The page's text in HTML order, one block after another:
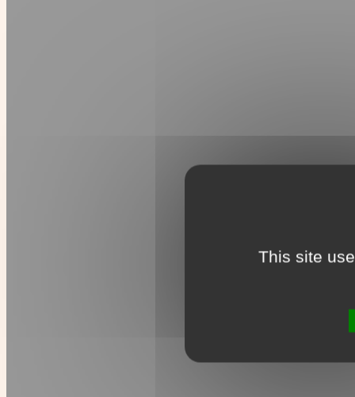
This site